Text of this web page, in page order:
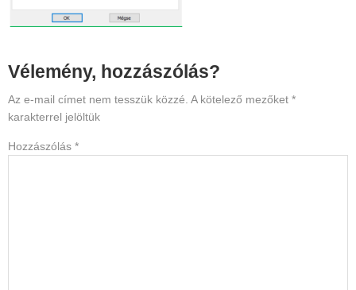
Reader
Interactions
Vélemény, hozzászólás?
Az e-mail címet nem tesszük közzé. A kötelező mezőket *
karakterrel jelöltük
Hozzászólás *